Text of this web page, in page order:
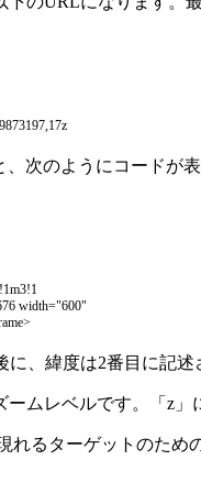
次のようにコードが表
width="600"
>
、緯度は2番目に記述
ムレベルです。「z
れるターゲットのため